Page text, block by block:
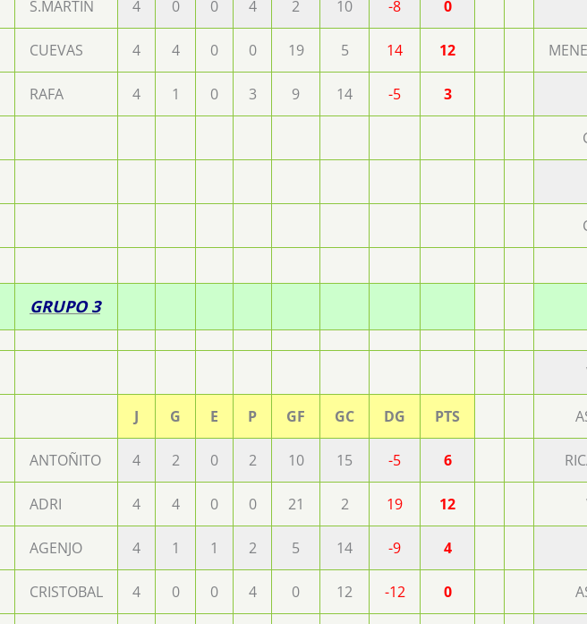
S.MARTIN 4 0 0 4 2 10 -8 0
CUEVAS 4 4 0 0 19 5 14 12
RAFA 4 1 0 3 9 14 -5 3
GRUPO 3
J G E P GF GC DG PTS
ANTOÑITO 4 2 0 2 10 15 -5 6
ADRI 4 4 0 0 21 2 19 12
AGENJO 4 1 1 2 5 14 -9 4
CRISTOBAL 4 0 0 4 0 12 -12 0